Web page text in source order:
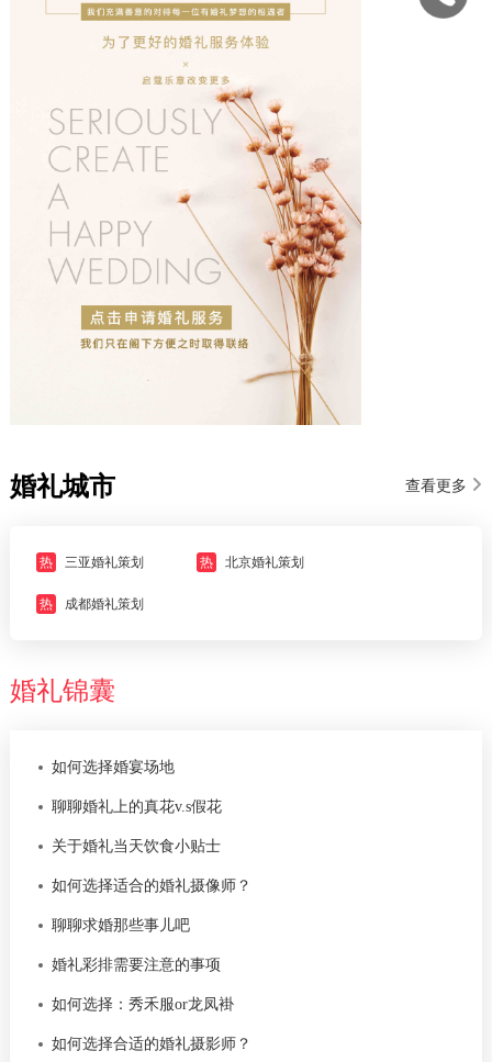
婚礼城市 查看更多
热 三亚婚礼策划 热 北京婚礼策划
热 成都婚礼策划
婚礼锦囊
如何选择婚宴场地
聊聊婚礼上的真花v.s假花
关于婚礼当天饮食小贴士
如何选择适合的婚礼摄像师？
聊聊求婚那些事儿吧
婚礼彩排需要注意的事项
如何选择：秀禾服or龙凤褂
如何选择合适的婚礼摄影师？